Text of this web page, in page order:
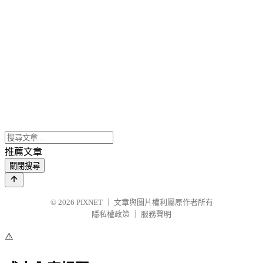
推薦文章
關閉搜尋
© 2026 PIXNET
文章與圖片權利屬原作者所有
隱私權政策
服務聲明
⚠️